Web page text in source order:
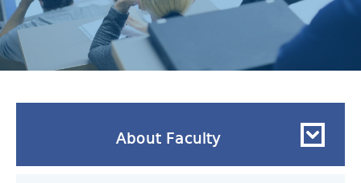
About Faculty